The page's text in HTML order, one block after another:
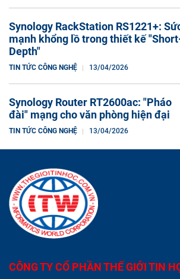
Synology RackStation RS1221+:
mạnh khổng lồ trong thiết kế
Depth"
TIN TỨC CÔNG NGHỆ 13/04/2026
Synology Router RT2600ac: "Pháo
đài" mạng cho văn phòng hiện đại
TIN TỨC CÔNG NGHỆ 13/04/2026
CÔNG TY CỔ PHẦN THẾ GIỚI TIN